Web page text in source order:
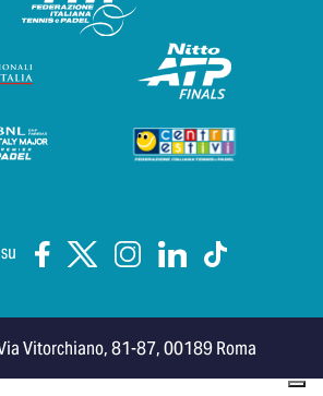
Vitorchiano, 81-87, 00189 Roma